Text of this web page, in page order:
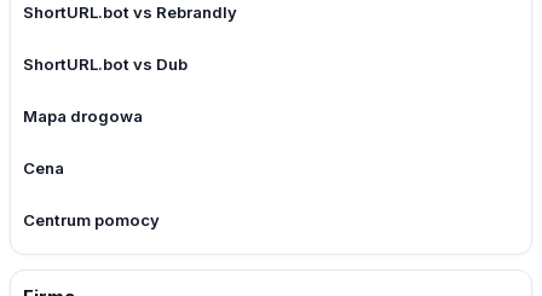
ShortURL.bot vs Rebrandly
ShortURL.bot vs Dub
Mapa drogowa
Cena
Centrum pomocy